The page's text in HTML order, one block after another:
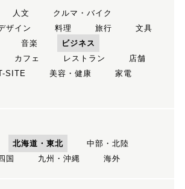
人文
クルマ・バイク
ザイン 料理 旅行
文具
音楽
ビジネス
カフェ レストラン
店舗
SITE 美容・健康
家電
北海道・東北
中部・北陸
国 九州・沖縄 海外